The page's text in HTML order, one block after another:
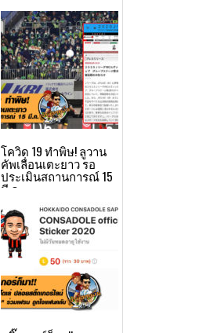
โควิด 19 ทำพิษ! ลูวาน
คัพเลื่อนเตะยาว รอ
ประเมินสถานการณ์ 15
มี.ค.